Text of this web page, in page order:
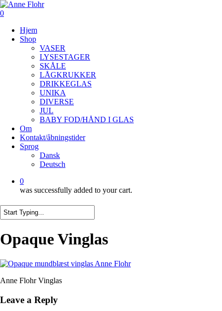
Skip
to
content
0
Hjem
Shop
VASER
LYSESTAGER
SKÅLE
LÅGKRUKKER
DRIKKEGLAS
UNIKA
DIVERSE
JUL
BABY FOD/HÅND I GLAS
Om
Kontakt/åbningstider
Sprog
Dansk
Deutsch
0
was successfully added to your cart.
Search
Opaque Vinglas
Anne Flohr Vinglas
Leave a Reply